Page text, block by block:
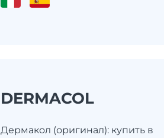
DERMACOL
Дермакол (оригинал): купить в